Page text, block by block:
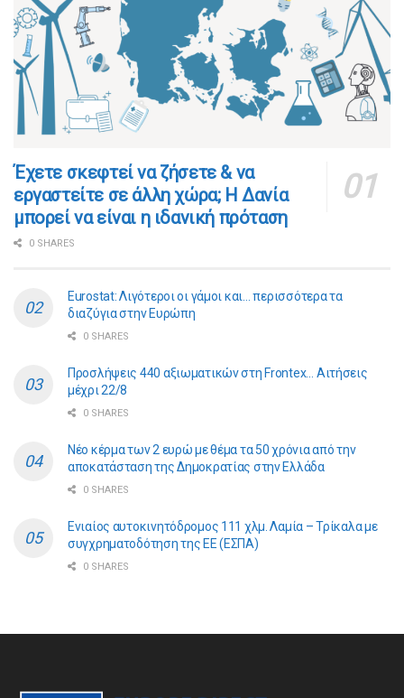
​​Έχετε σκεφτεί να ζήσετε & να
εργαστείτε σε άλλη χώρα; Η Δανία
μπορεί να είναι η ιδανική πρόταση
0 SHARES
Eurostat: Λιγότεροι οι γάμοι και… περισσότερα τα
διαζύγια στην Ευρώπη
0 SHARES
Προσλήψεις 440 αξιωματικών στη Frontex… Αιτήσεις
μέχρι 22/8
0 SHARES
Νέο κέρμα των 2 ευρώ με θέμα τα 50 χρόνια από την
αποκατάσταση της Δημοκρατίας στην Ελλάδα
0 SHARES
Ενιαίος αυτοκινητόδρομος 111 χλμ. Λαμία – Τρίκαλα με
συγχρηματοδότηση της ΕE (ΕΣΠΑ)
0 SHARES